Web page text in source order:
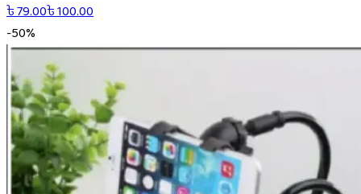
৳79.00৳100.00
-50%